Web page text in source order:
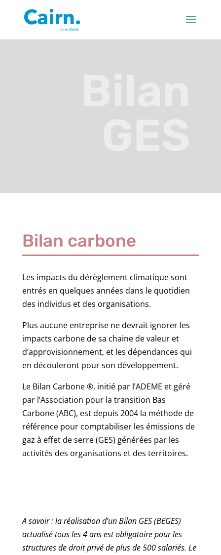
Bilan carbone
Les impacts du dérèglement climatique sont
entrés en quelques années dans le quotidien
des individus et des organisations.
Plus aucune entreprise ne devrait ignorer les
impacts carbone de sa chaine de valeur et
d’approvisionnement, et les dépendances qui
en découleront pour son développement.
Le Bilan Carbone ®, initié par l’ADEME et géré
par l’Association pour la transition Bas
Carbone (ABC), est depuis 2004 la méthode de
référence pour comptabiliser les émissions de
gaz à effet de serre (GES) générées par les
activités des organisations et des territoires.
A savoir : la réalisation d’un Bilan GES (BEGES)
actualisé tous les 4 ans est obligatoire pour les
structures de droit privé de plus de 500 salariés. Le